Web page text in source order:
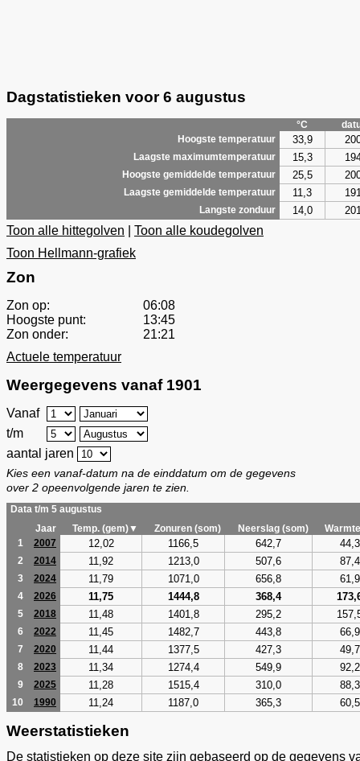
Dagstatistieken voor 6 augustus
°C
Hoogste temperatuur
33,9
Laagste maximumtemperatuur 15,3
Hoogste gemiddelde temperatuur 25,5
Laagste gemiddelde temperatuur 11,3
Langste zonduur 14,0
Toon alle hittegolven
Toon alle koudegolven
Toon Hellmann-grafiek
Zon
Zon op:
06:08
Hoogste punt:
13:45
Zon onder:
21:21
Actuele temperatuur
Weergegevens vanaf 1901
Vanaf
t/m
aantal jaren
Kies een vanaf-datum na de einddatum om de gegevens
over 2 opeenvolgende jaren te zien.
Data t/m 5 augustus
Jaar
Temp. (gem)▼ Zonuren (som) Neerslag (som)
1
2007 12,02 1166,5 642,7 44,3
2 2014 11,92 1213,0 507,6 87,4
3 2024 11,79 1071,0 656,8 61,9
4 2026 11,75 1444,8 368,4
5 2018 11,48 1401,8 295,2
6 2022 11,45 1482,7 443,8 66,9
7 2020 11,44 1377,5 427,3 49,7
8 2023 11,34 1274,4 549,9 92,2
9 2025 11,28 1515,4 310,0 88,3
10 1990 11,24 1187,0 365,3 60,5
Weerstatistieken
De statistieken op deze site zijn gebaseerd op de gegevens